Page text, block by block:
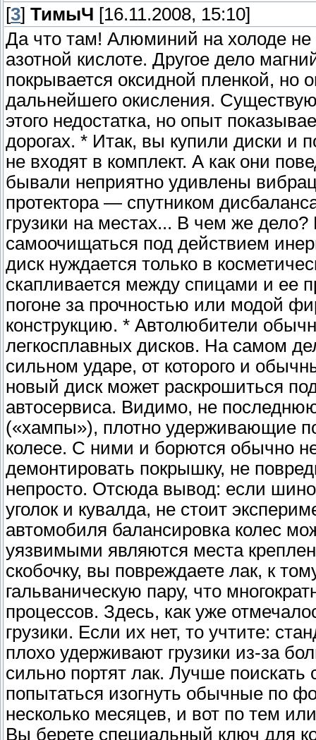
[3] ТимыЧ [16.11.2008, 15:10]
Да что там! Алюминий на холоде не
азотной кислоте. Другое дело
покрывается оксидной пленкой,
дальнейшего окисления.
этого недостатка, но опыт
дорогах. * Итак, вы купили диски
не входят в комплект. А как они
бывали неприятно удивлены
протектора — спутником
грузики на местах... В чем же
самоочищаться под действием
диск нуждается только в
скапливается между спицами и ее
погоне за прочностью или модой
конструкцию. * Автолюбители
легкосплавных дисков. На самом
сильном ударе, от которого и
новый диск может раскрошиться
автосервиса. Видимо, не
(«хампы»), плотно удерживающие
колесе. С ними и борются обычно
демонтировать покрышку, не
непросто. Отсюда вывод: если
уголок и кувалда, не стоит
автомобиля балансировка колес
уязвимыми являются места
скобочку, вы повреждаете лак, к
гальваническую пару, что
процессов. Здесь, как уже
грузики. Если их нет, то учтите:
плохо удерживают грузики из-за
сильно портят лак. Лучше
попытаться изогнуть обычные по
несколько месяцев, и вот по тем
Вы берете специальный ключ для